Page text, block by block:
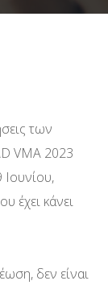
των
VMA 2023
έχει κάνει
δεν είναι